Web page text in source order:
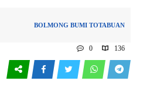
BOLMONG BUMI TOTABUAN
0 136